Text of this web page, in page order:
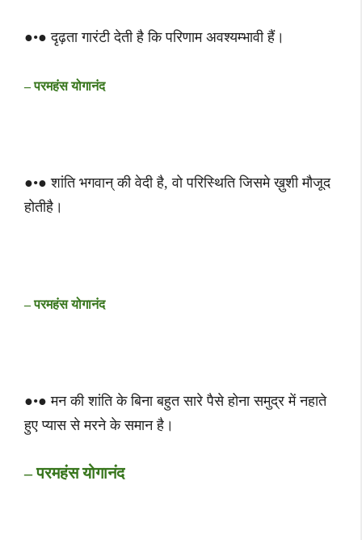
●•● दृढ़ता गारंटी देती है कि परिणाम अवश्यम्भावी हैं।
– परमहंस योगानंद
●•● शांति भगवान् की वेदी है, वो परिस्थिति जिसमे ख़ुशी मौजूद
होतीहै।
– परमहंस योगानंद
●•● मन की शांति के बिना बहुत सारे पैसे होना समुद्र में नहाते
हुए प्यास से मरने के समान है।
– परमहंस योगानंद